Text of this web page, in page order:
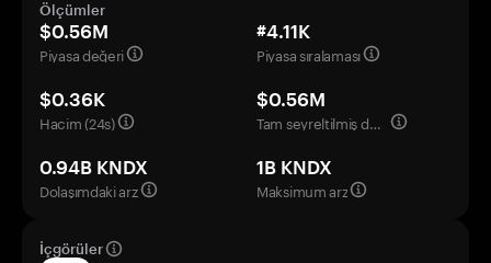
Ölçümler
$0.56M
Piyasa değeri
#4.11K
Piyasa sıralaması
$0.36K
Hacim (24s)
$0.56M
Tam seyreltilmiş değerleme
0.94B KNDX
Dolaşımdaki arz
1B KNDX
Maksimum arz
İçgörüler